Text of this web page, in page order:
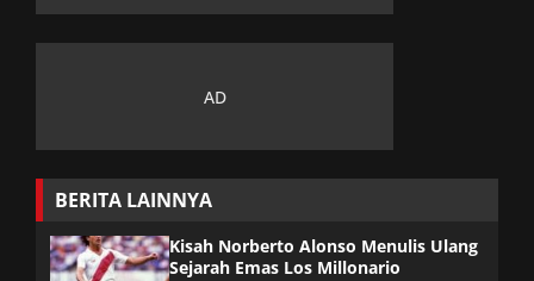
BERITA LAINNYA
Kisah Norberto Alonso Menulis Ulang
Sejarah Emas Los Millonario